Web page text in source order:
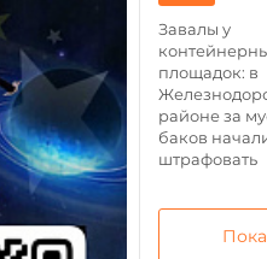
Завалы у
площадок: в
районе за
баков
штрафовать